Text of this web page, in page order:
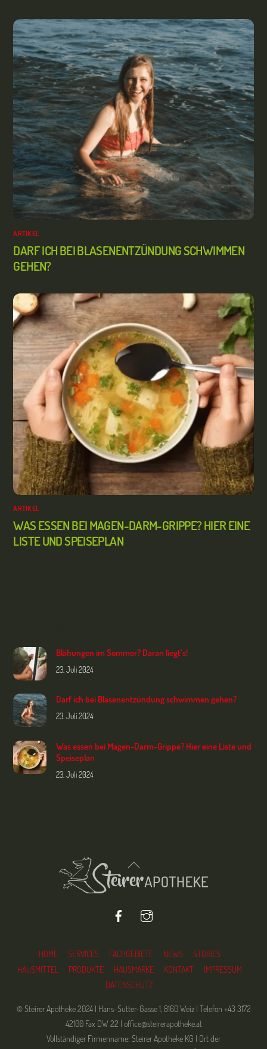
ARTIKEL
DARF ICH BEI BLASENENTZÜNDUNG SCHWIMMEN
GEHEN?
ARTIKEL
WAS ESSEN BEI MAGEN-DARM-GRIPPE? HIER EINE
LISTE UND SPEISEPLAN
Blähungen im Sommer? Daran liegt’s!
23. Juli 2024
Darf ich bei Blasenentzündung schwimmen gehen?
23. Juli 2024
Was essen bei Magen-Darm-Grippe? Hier eine Liste und
Speiseplan
23. Juli 2024
Back
To
Facebook
HOME SERVICES FACHGEBIETE NEWS
STORIES
HAUSMITTEL
PRODUKTE HAUSMARKE KONTAKT
IMPRESSUM
DATENSCHUTZ
© Steirer Apotheke 2024 | Hans-Sutter-Gasse 1, 8160 Weiz | Telefon +43 3172
42100 Fax DW 22 | office@steirerapotheke.at
Vollständiger Firmenname: Steirer Apotheke KG | Ort der